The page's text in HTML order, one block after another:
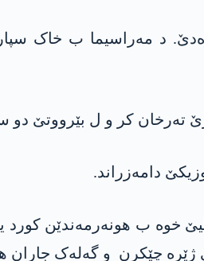
بوو. تێکلیێ خوە ب
چێکرن و گەلەک جاران